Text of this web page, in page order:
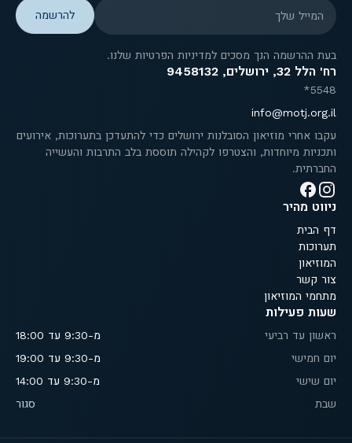
ניווט מהיר
דף הבית
תערוכות
המוזיאון
צור קשר
מתחמי המוזיאון
שעות פעילות
ראשון עד רביעי
מ-9:30 עד 18:00
יום חמישי
מ-9:30 עד 19:00
יום שישי
מ-9:30 עד 14:00
שבת
סגור
רח' הלל 32, ירושלים, 9458132
5548*
info@motj.org.il
עקבו אחרי מוזיאון הסובלנות ירושלים כדי להתעדכן בתערוכות, אירועים
ותכניות מיוחדות, והצטרפו לקהילה תוססת בלב התרבות והעשייה
החברתית.
המייל שלך
בעת ההרשמה הנך מסכים למדיניות הפרטיות שלנו.